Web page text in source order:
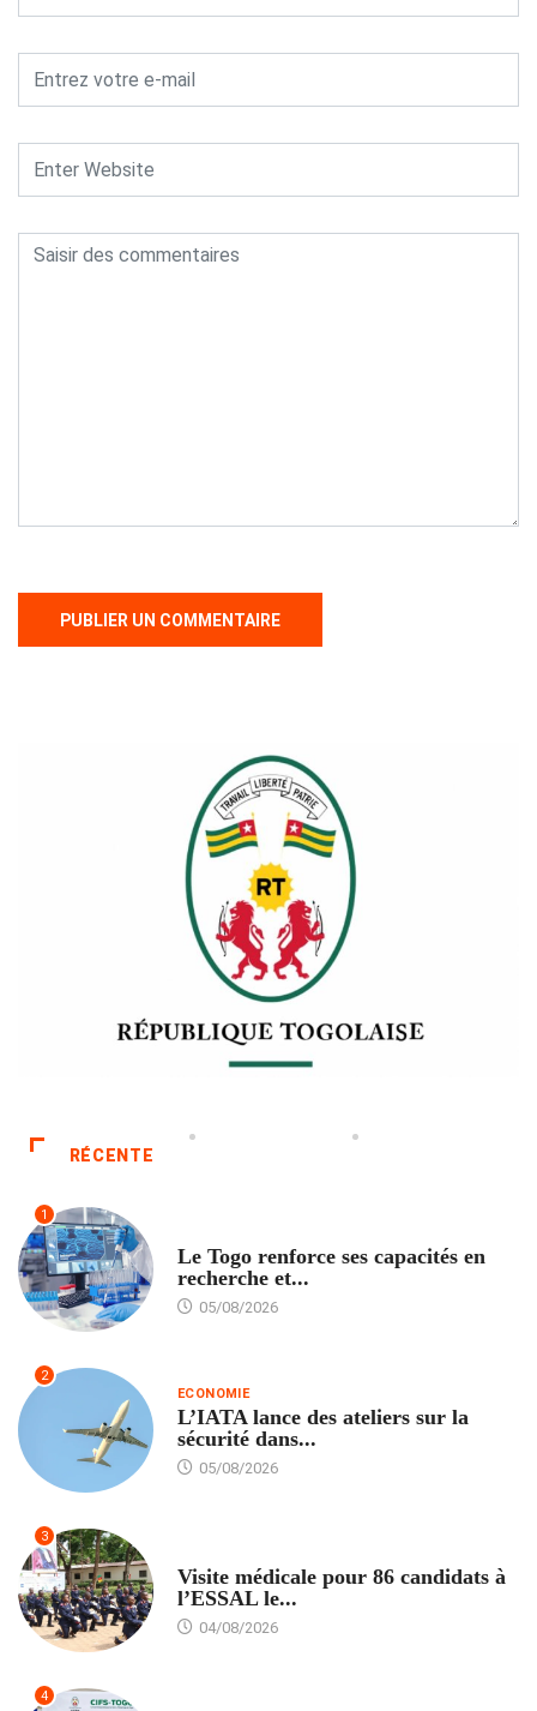
RÉCENTE
1
Le Togo renforce ses capacités en
recherche et...
05/08/2026
2
ECONOMIE
L’IATA lance des ateliers sur la
sécurité dans...
05/08/2026
3
Visite médicale pour 86 candidats à
l’ESSAL le...
04/08/2026
4